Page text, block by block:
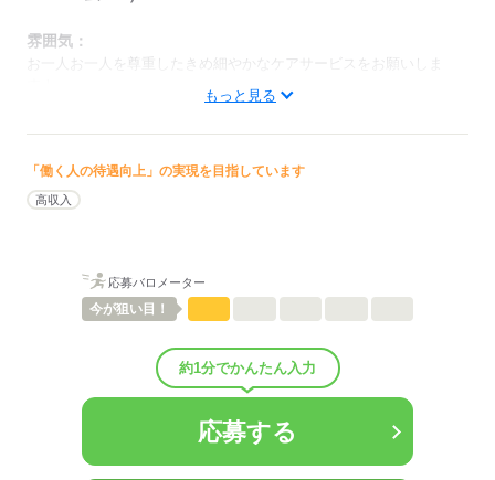
雰囲気：
お一人お一人を尊重したきめ細やかなケアサービスをお願いしま
男女の割合 男性
しずか
配属先部署：
（男4：女6）
平均年齢
医療・介護・福祉関連
事業内容老人施設の運営
もっと見る
「働く人の待遇向上」の実現を目指しています
高収入
応募バロメーター
今が狙い目！
約1分でかんたん入力
応募する